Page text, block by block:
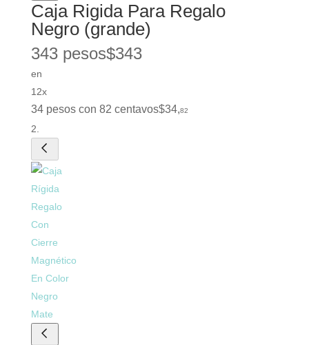
Caja Rigida Para Regalo
Negro (grande)
343 pesos$343
en
12x
34 pesos con 82 centavos$34,82